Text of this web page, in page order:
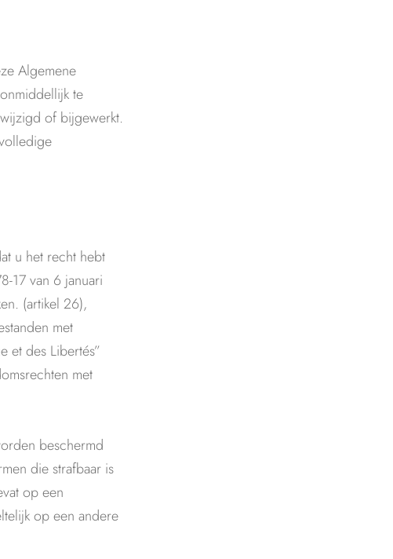
Algemene
te
of bijgewerkt.
u het recht hebt
17 van 6 januari
(artikel 26),
met
et des Libertés”
met
beschermd
die strafbaar is
op een
op een andere